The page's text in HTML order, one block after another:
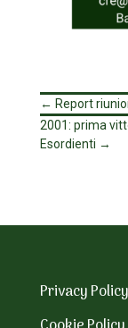
← Report
2001: prima
Esordienti →
Privacy Policy